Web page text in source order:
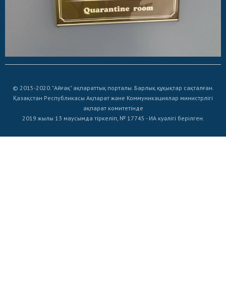
© 2015-2020. "Айғақ" ақпараттық порталы. Барлық құқықтар сақталған.
Қазақстан Республикасы Ақпарат және Коммуникациялар министрлігі
ақпарат комитетінде
2019 жылы 13 маусымда тіркеліп, № 17745 - ИА куәлігі берілген.